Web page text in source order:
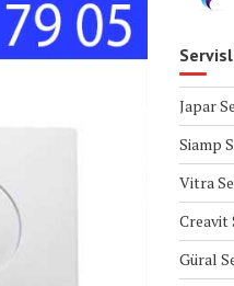
Japar
Siamp
Vitra
Creavit
Güral